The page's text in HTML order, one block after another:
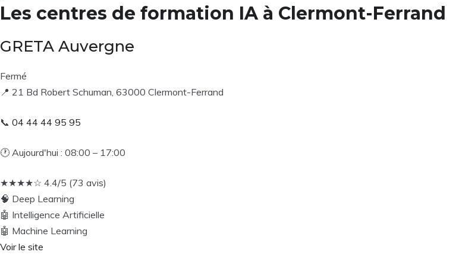
Les centres de formation IA à Clermont-Ferrand
GRETA Auvergne
Fermé
📍 21 Bd Robert Schuman, 63000 Clermont-Ferrand
📞 04 44 44 95 95
🕐 Aujourd'hui : 08:00 – 17:00
★★★★☆ 4.4/5 (73 avis)
🧠 Deep Learning
🤖 Intelligence Artificielle
🤖 Machine Learning
Voir le site